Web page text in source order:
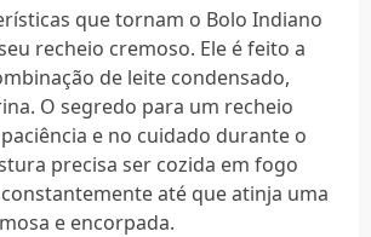
que tornam o Bolo Indiano
recheio cremoso. Ele é feito a
de leite condensado,
O segredo para um recheio
e no cuidado durante o
precisa ser cozida em fogo
até que atinja uma
e encorpada.